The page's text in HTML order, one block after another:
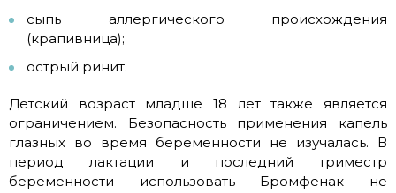
сыпь аллергического происхождения
(крапивница);
острый ринит.
Детский возраст младше 18 лет также является
ограничением. Безопасность применения капель
глазных во время беременности не изучалась. В
период лактации и последний триместр
беременности использовать Бромфенак не